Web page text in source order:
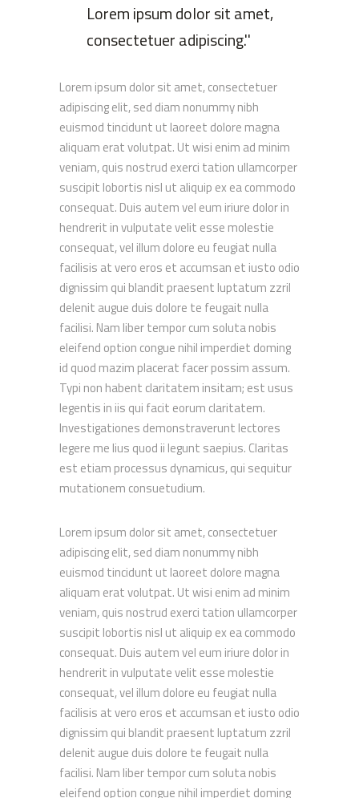
Lorem ipsum dolor sit amet,
consectetuer adipiscing.''
Lorem ipsum dolor sit amet, consectetuer
adipiscing elit, sed diam nonummy nibh
euismod tincidunt ut laoreet dolore magna
aliquam erat volutpat. Ut wisi enim ad minim
veniam, quis nostrud exerci tation ullamcorper
suscipit lobortis nisl ut aliquip ex ea commodo
consequat. Duis autem vel eum iriure dolor in
hendrerit in vulputate velit esse molestie
consequat, vel illum dolore eu feugiat nulla
facilisis at vero eros et accumsan et iusto odio
dignissim qui blandit praesent luptatum zzril
delenit augue duis dolore te feugait nulla
facilisi. Nam liber tempor cum soluta nobis
eleifend option congue nihil imperdiet doming
id quod mazim placerat facer possim assum.
Typi non habent claritatem insitam; est usus
legentis in iis qui facit eorum claritatem.
Investigationes demonstraverunt lectores
legere me lius quod ii legunt saepius. Claritas
est etiam processus dynamicus, qui sequitur
mutationem consuetudium.
Lorem ipsum dolor sit amet, consectetuer
adipiscing elit, sed diam nonummy nibh
euismod tincidunt ut laoreet dolore magna
aliquam erat volutpat. Ut wisi enim ad minim
veniam, quis nostrud exerci tation ullamcorper
suscipit lobortis nisl ut aliquip ex ea commodo
consequat. Duis autem vel eum iriure dolor in
hendrerit in vulputate velit esse molestie
consequat, vel illum dolore eu feugiat nulla
facilisis at vero eros et accumsan et iusto odio
dignissim qui blandit praesent luptatum zzril
delenit augue duis dolore te feugait nulla
facilisi. Nam liber tempor cum soluta nobis
eleifend option congue nihil imperdiet doming
About Us
Chippa UnitedFootball Club is a South African
professional football club based in East
London in the Eastern Cape province
Call: +27 (0) 41 408 8900
Email: info@chippaunited.co.za
Latest News
Chippa Announce Coaching Changes
7 NOVEMBER 2024
Chippa United FC is thrilled to announce
the official launch of our brand-new kit
7 NOVEMBER 2024
Quick Links
About Us